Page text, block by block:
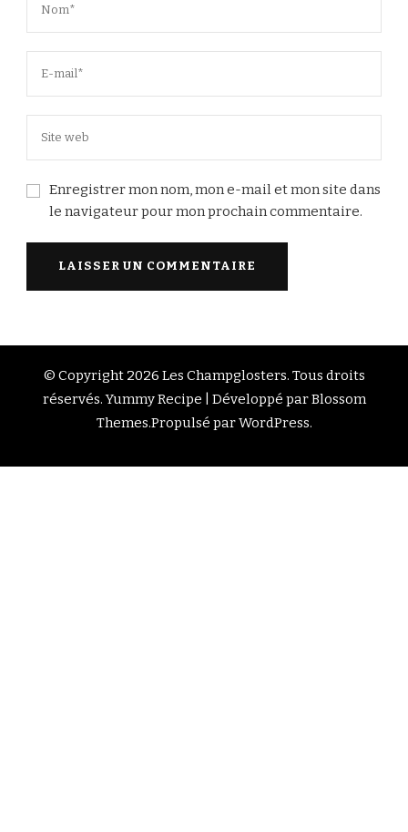
Enregistrer mon nom, mon e-mail et mon site dans
le navigateur pour mon prochain commentaire.
© Copyright 2026 Les Champglosters. Tous droits
réservés.Yummy Recipe | Développé parBlossom
Themes.Propulsé parWordPress.